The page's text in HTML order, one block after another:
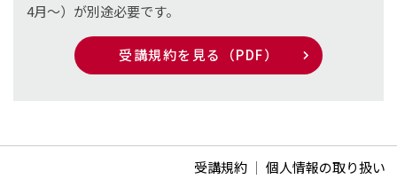
4月〜）が別途必要です。
受講規約を見る（PDF）
受講規約｜ 個人情報の取り扱い